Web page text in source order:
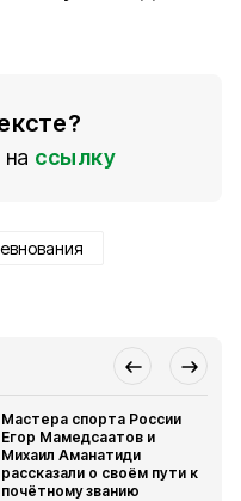
ссылку
Мастера спорта России
Егор Мамедсаатов и
Михаил Аманатиди
рассказали о своём пути к
почётному званию